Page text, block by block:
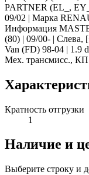
PARTNER (EL_,
09/02 | Марка
Информация
(80) | 09/00- |
Van (FD) 98-04 | 1.9
Мех. трансмисс.,
Кратность отгрузки
1
Наличие и
Выберите строку и